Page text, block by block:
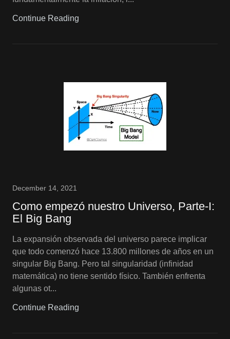
Continue Reading
December 14, 2021
Como empezó nuestro Universo, Parte-I:
El Big Bang
La expansión observada del universo parece implicar
que todo comenzó hace 13.800 millones de años en un
singular Big Bang. Pero tal singularidad (infinidad
matemática) no tiene sentido físico. También enfrenta
algunas ot...
Continue Reading